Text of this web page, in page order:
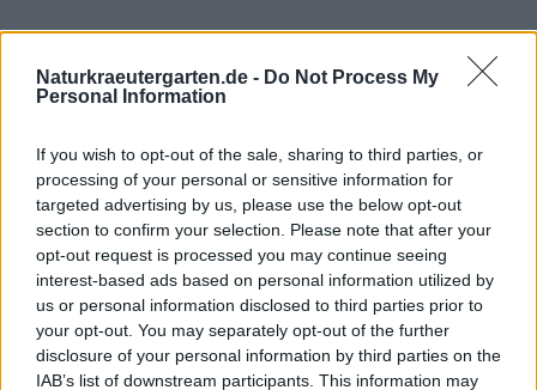
Naturkraeutergarten.de - Do Not Process My
Personal Information
If you wish to opt-out of the sale, sharing to third parties, or
processing of your personal or sensitive information for
targeted advertising by us, please use the below opt-out
section to confirm your selection. Please note that after your
opt-out request is processed you may continue seeing
interest-based ads based on personal information utilized by
us or personal information disclosed to third parties prior to
your opt-out. You may separately opt-out of the further
disclosure of your personal information by third parties on the
IAB’s list of downstream participants. This information may